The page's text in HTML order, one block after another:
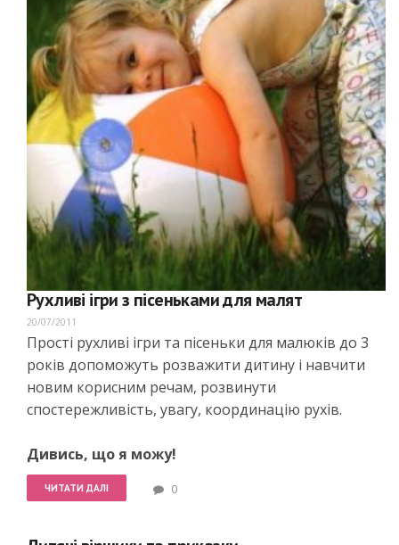
Рухливі ігри з пісеньками для малят
20/07/2011
Прості рухливі ігри та пісеньки для малюків до 3
років допоможуть розважити дитину і навчити
новим корисним речам, розвинути
спостережливість, увагу, координацію рухів.
Дивись, що я можу!
ЧИТАТИ ДАЛІ 0